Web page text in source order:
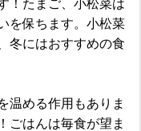
！たまご、小松菜は
を保ちます。小松菜
冬にはおすすめの食
温める作用もありま
ごはんは毎食が望ま